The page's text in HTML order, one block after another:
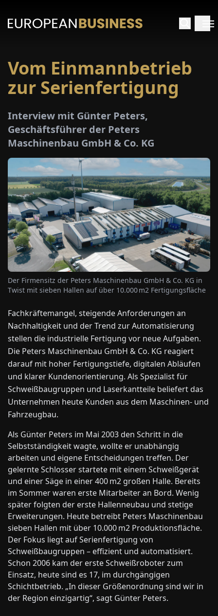
PAPER
NEWS
ÜBER
UNS
ENDEFRESITNLPLHU
ZU
UNS
Vom Einmannbetrieb
zur ­Serienfertigung
Interview mit Günter Peters,
Geschäftsführer der Peters
Maschinenbau GmbH & Co. KG
Der Firmensitz der Peters Maschinenbau GmbH & Co. KG in
Twist mit sieben Hallen auf über 10.000 m2 Fertigungsfläche
Fachkräftemangel, steigende Anforderungen an
Nachhaltigkeit und der Trend zur Automatisierung
stellen die industrielle Fertigung vor neue Aufgaben.
Die Peters Maschinenbau GmbH & Co. KG reagiert
darauf mit hoher Fertigungstiefe, digitalen Abläufen
und klarer Kundenorientierung. Als Spezialist für
Schweißbaugruppen und Laserkantteile beliefert das
Unternehmen heute Kunden aus dem Maschinen- und
Fahrzeugbau.
Als Günter Peters im Mai 2003 den Schritt in die
Selbstständigkeit wagte, wollte er unabhängig
arbeiten und eigene Entscheidungen treffen. Der
gelernte Schlosser startete mit einem Schweißgerät
und einer Säge in einer 400 m2 großen Halle. Bereits
im Sommer waren erste Mitarbeiter an Bord. Wenig
später folgten der erste Hallenneubau und stetige
Erweiterungen. Heute betreibt Peters Maschinenbau
sieben Hallen mit über 10.000 m2 Produktionsfläche.
Der Fokus liegt auf Serienfertigung von
Schweißbaugruppen – effizient und automatisiert.
Schon 2006 kam der erste Schweißroboter zum
Einsatz, heute sind es 17, im durchgängigen
Schichtbetrieb. „In dieser Größenordnung sind wir in
der Region einzigartig“, sagt Günter Peters.